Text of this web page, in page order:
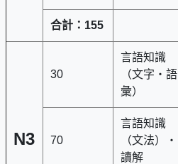
合計： 155
N3
30
言語知識
（文字・語
彙）
70
言語知識
（文法）・
讀解